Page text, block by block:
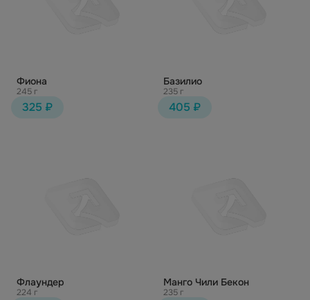
Фиона
245 г
325 ₽
Базилио
235 г
405 ₽
Флаундер
224 г
Манго Чили Бекон
235 г